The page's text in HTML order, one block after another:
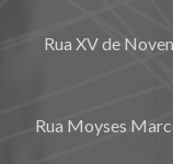
Rua XV de
Rua Moyses